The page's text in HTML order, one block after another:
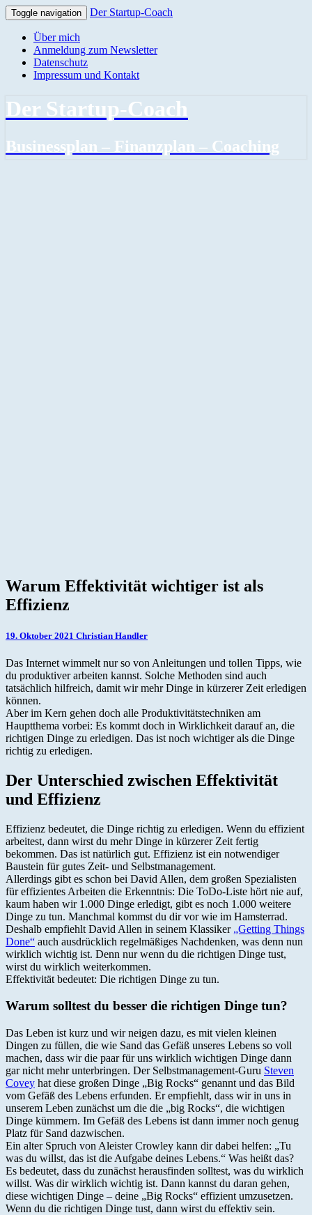
Toggle navigation Der Startup-Coach
Über mich
Anmeldung zum Newsletter
Datenschutz
Impressum und Kontakt
Der Startup-Coach
Businessplan – Finanzplan – Coaching
Warum
Effektivität
wichtiger
als
Warum Effektivität wichtiger ist als
Effizienz
19. Oktober 2021 Christian Handler
Das Internet wimmelt nur so von Anleitungen und tollen Tipps, wie
du produktiver arbeiten kannst. Solche Methoden sind auch
tatsächlich hilfreich, damit wir mehr Dinge in kürzerer Zeit erledigen
können.
Aber im Kern gehen doch alle Produktivitätstechniken am
Hauptthema vorbei: Es kommt doch in Wirklichkeit darauf an, die
richtigen Dinge zu erledigen. Das ist noch wichtiger als die Dinge
richtig zu erledigen.
Der Unterschied zwischen Effektivität
und Effizienz
Effizienz bedeutet, die Dinge richtig zu erledigen. Wenn du effizient
arbeitest, dann wirst du mehr Dinge in kürzerer Zeit fertig
bekommen. Das ist natürlich gut. Effizienz ist ein notwendiger
Baustein für gutes Zeit- und Selbstmanagement.
Allerdings gibt es schon bei David Allen, dem großen Spezialisten
für effizientes Arbeiten die Erkenntnis: Die ToDo-Liste hört nie auf,
kaum haben wir 1.000 Dinge erledigt, gibt es noch 1.000 weitere
Dinge zu tun. Manchmal kommst du dir vor wie im Hamsterrad.
Deshalb empfiehlt David Allen in seinem Klassiker „Getting Things
Done“ auch ausdrücklich regelmäßiges Nachdenken, was denn nun
wirklich wichtig ist. Denn nur wenn du die richtigen Dinge tust,
wirst du wirklich weiterkommen.
Effektivität bedeutet: Die richtigen Dinge zu tun.
Warum solltest du besser die richtigen Dinge tun?
Das Leben ist kurz und wir neigen dazu, es mit vielen kleinen
Dingen zu füllen, die wie Sand das Gefäß unseres Lebens so voll
machen, dass wir die paar für uns wirklich wichtigen Dinge dann
gar nicht mehr unterbringen. Der Selbstmanagement-Guru Steven
Covey hat diese großen Dinge „Big Rocks“ genannt und das Bild
vom Gefäß des Lebens erfunden. Er empfiehlt, dass wir in uns in
unserem Leben zunächst um die die „big Rocks“, die wichtigen
Dinge kümmern. Im Gefäß des Lebens ist dann immer noch genug
Platz für Sand dazwischen.
Ein alter Spruch von Aleister Crowley kann dir dabei helfen: „Tu
was du willst, das ist die Aufgabe deines Lebens.“ Was heißt das?
Es bedeutet, dass du zunächst herausfinden solltest, was du wirklich
willst. Was dir wirklich wichtig ist. Dann kannst du daran gehen,
diese wichtigen Dinge – deine „Big Rocks“ effizient umzusetzen.
Wenn du die richtigen Dinge tust, dann wirst du effektiv sein.